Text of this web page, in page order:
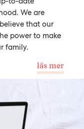
We are
that our
power to make
family.
läs mer